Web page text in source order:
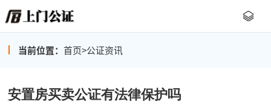
当前位置： 首页>公证资讯
安置房买卖公证有法律保护吗